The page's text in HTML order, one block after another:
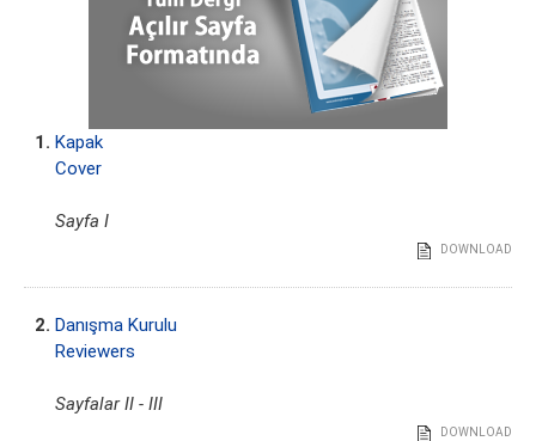
1. Kapak
Cover
Sayfa I
DOWNLOAD
2. Danışma Kurulu
Reviewers
Sayfalar II - III
DOWNLOAD